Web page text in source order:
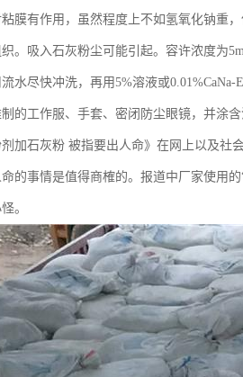
膜有作用，虽然程度上不如氢氧化钠重
。吸入石灰粉尘可能引起。容许浓度为
水尽快冲洗，再用5%溶液或
的工作服、手套、密闭防尘眼镜，并涂
加石灰粉 被指要出人命》在网上以及
的事情是值得商榷的。报道中厂家使用
。